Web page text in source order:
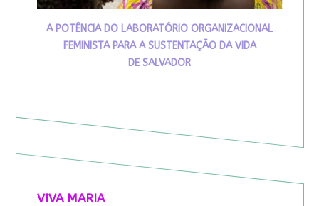
A POTÊNCIA DO LABORATÓRIO ORGANIZACIONAL
FEMINISTA PARA A SUSTENTAÇÃO DA VIDA
DE SALVADOR
VIVA MARIA